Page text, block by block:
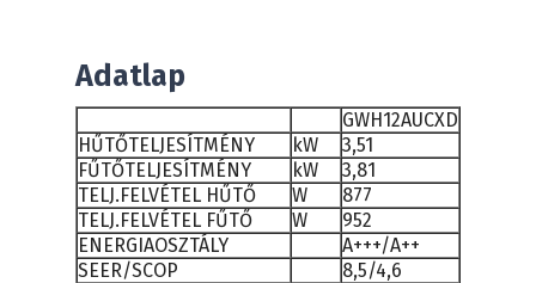
Adatlap
GWH12AUCXD
HŰTŐTELJESÍTMÉNY
kW
3,51
FŰTŐTELJESÍTMÉNY
kW
3,81
TELJ.FELVÉTEL HŰTŐ
W
877
TELJ.FELVÉTEL FŰTŐ
W
952
ENERGIAOSZTÁLY
A+++/A++
SEER/SCOP
8,5/4,6